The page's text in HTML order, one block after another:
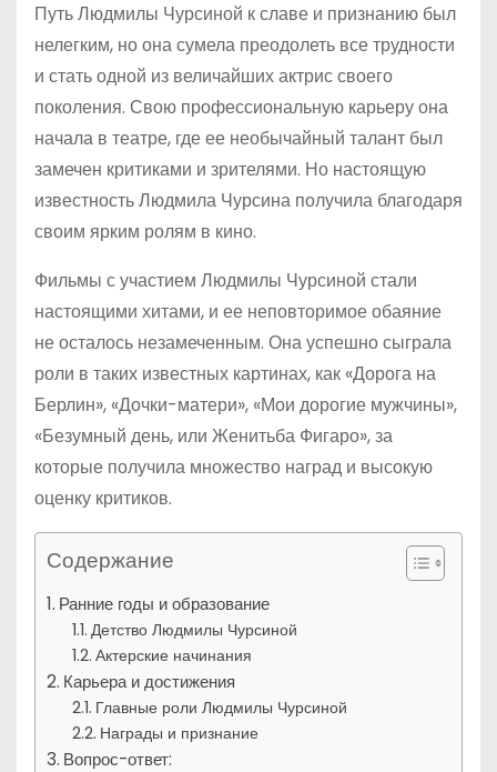
Путь Людмилы Чурсиной к славе и признанию был
нелегким, но она сумела преодолеть все трудности
и стать одной из величайших актрис своего
поколения. Свою профессиональную карьеру она
начала в театре, где ее необычайный талант был
замечен критиками и зрителями. Но настоящую
известность Людмила Чурсина получила благодаря
своим ярким ролям в кино.
Фильмы с участием Людмилы Чурсиной стали
настоящими хитами, и ее неповторимое обаяние
не осталось незамеченным. Она успешно сыграла
роли в таких известных картинах, как «Дорога на
Берлин», «Дочки-матери», «Мои дорогие мужчины»,
«Безумный день, или Женитьба Фигаро», за
которые получила множество наград и высокую
оценку критиков.
Содержание
Ранние годы и образование
Детство Людмилы Чурсиной
Актерские начинания
Карьера и достижения
Главные роли Людмилы Чурсиной
Награды и признание
Вопрос-ответ: